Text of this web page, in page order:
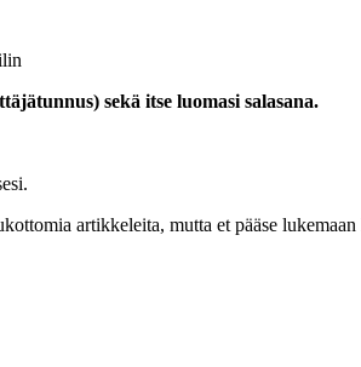
sekä itse luomasi salasana.
artikkeleita, mutta et pääse